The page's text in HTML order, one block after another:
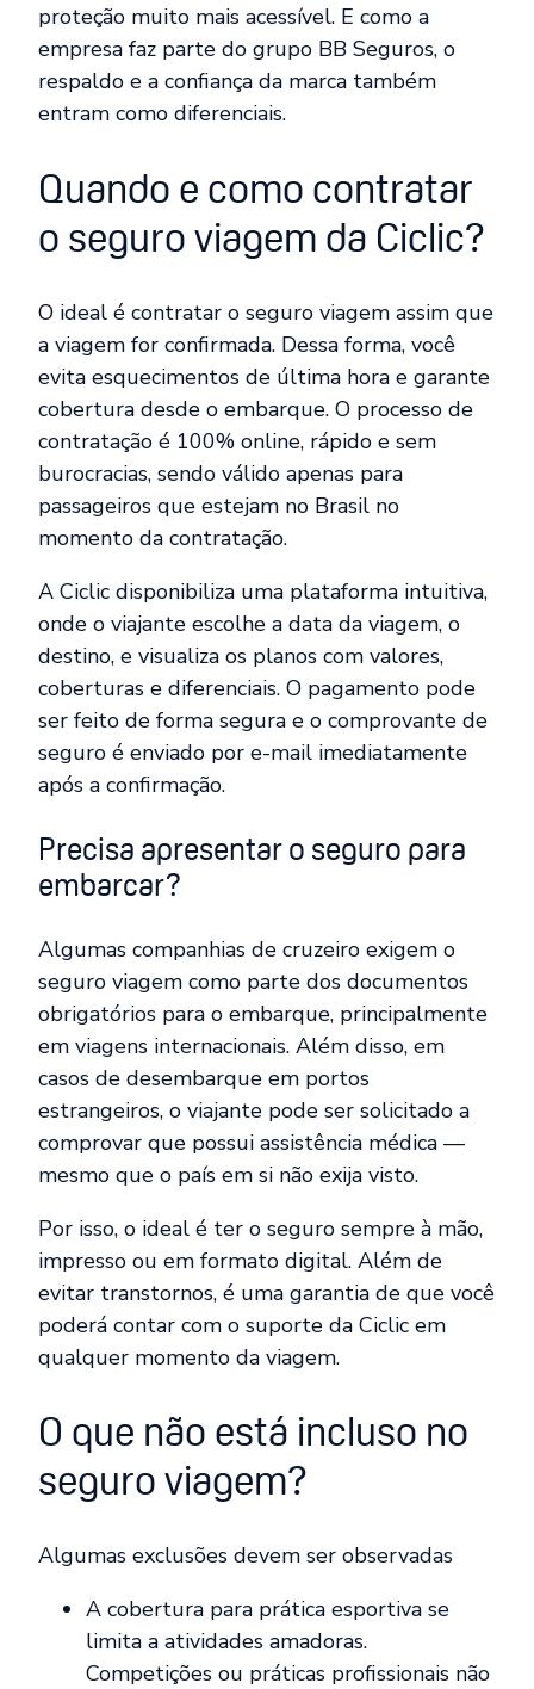
proteção muito mais acessível. E como a
empresa faz parte do grupo BB Seguros, o
respaldo e a confiança da marca também
entram como diferenciais.
Quando e como contratar
o seguro viagem da Ciclic?
O ideal é contratar o seguro viagem assim que
a viagem for confirmada. Dessa forma, você
evita esquecimentos de última hora e garante
cobertura desde o embarque. O processo de
contratação é 100% online, rápido e sem
burocracias, sendo válido apenas para
passageiros que estejam no Brasil no
momento da contratação.
A Ciclic disponibiliza uma plataforma intuitiva,
onde o viajante escolhe a data da viagem, o
destino, e visualiza os planos com valores,
coberturas e diferenciais. O pagamento pode
ser feito de forma segura e o comprovante de
seguro é enviado por e-mail imediatamente
após a confirmação.
Precisa apresentar o seguro para
embarcar?
Algumas companhias de cruzeiro exigem o
seguro viagem como parte dos documentos
obrigatórios para o embarque, principalmente
em viagens internacionais. Além disso, em
casos de desembarque em portos
estrangeiros, o viajante pode ser solicitado a
comprovar que possui assistência médica —
mesmo que o país em si não exija visto.
Por isso, o ideal é ter o seguro sempre à mão,
impresso ou em formato digital. Além de
evitar transtornos, é uma garantia de que você
poderá contar com o suporte da Ciclic em
qualquer momento da viagem.
O que não está incluso no
seguro viagem?
Algumas exclusões devem ser observadas
A cobertura para prática esportiva se
limita a atividades amadoras.
Competições ou práticas profissionais não